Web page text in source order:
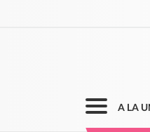
A LA